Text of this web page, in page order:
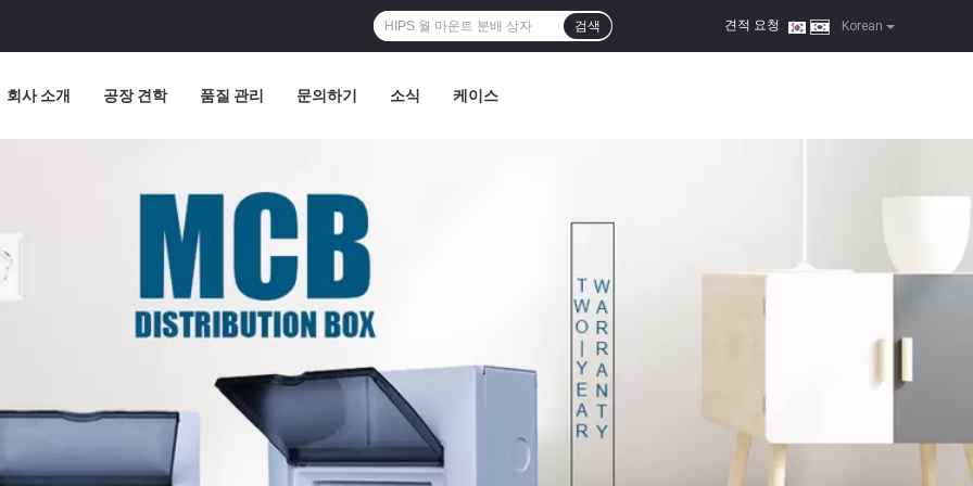
Korean
견적 요청 |
검색
회사 소개 공장 견학 품질 관리 문의하기 소식 케이스